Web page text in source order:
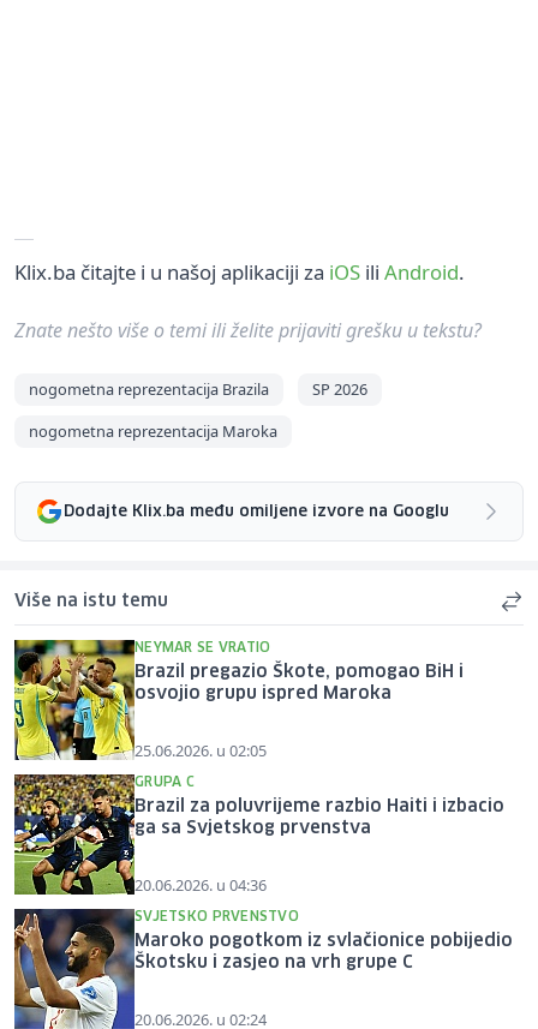
Klix.ba čitajte i u našoj aplikaciji za iOS ili Android.
Znate nešto više o temi ili želite prijaviti grešku u tekstu?
nogometna reprezentacija Brazila
SP 2026
nogometna reprezentacija Maroka
Dodajte Klix.ba među omiljene izvore na Googlu
Više na istu temu
NEYMAR SE VRATIO
Brazil pregazio Škote, pomogao BiH i
osvojio grupu ispred Maroka
25.06.2026. u 02:05
GRUPA C
Brazil za poluvrijeme razbio Haiti i izbacio
ga sa Svjetskog prvenstva
20.06.2026. u 04:36
SVJETSKO PRVENSTVO
Maroko pogotkom iz svlačionice pobijedio
Škotsku i zasjeo na vrh grupe C
20.06.2026. u 02:24